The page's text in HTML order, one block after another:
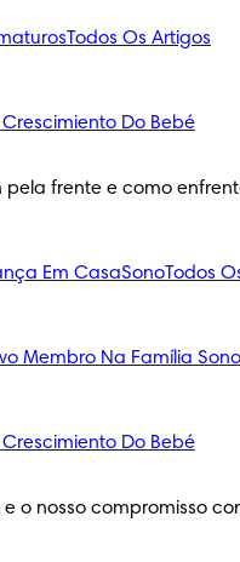
Todos Os Artigos
Do Bebé
pela frente e como
Em CasaSonoTodos
Membro Na Família Sono
Do Bebé
o nosso compromisso